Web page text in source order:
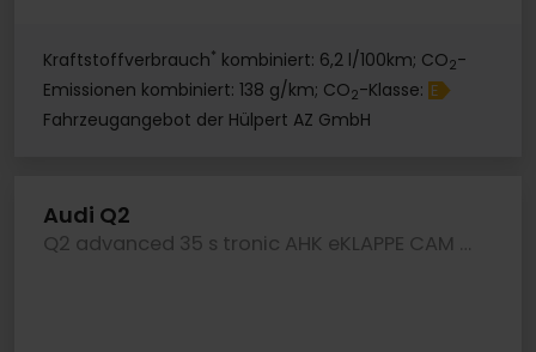
Kraftstoffverbrauch* kombiniert: 6,2 l/100km; CO2-
Emissionen kombiniert: 138 g/km; CO2-Klasse: E
Fahrzeugangebot der Hülpert AZ GmbH
Audi Q2
Q2 advanced 35 s tronic AHK eKLAPPE CAM LM18